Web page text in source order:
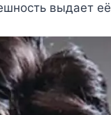
выдает её